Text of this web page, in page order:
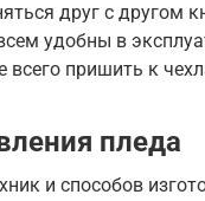
друг с другом
удобны в
всего пришить к
пледа
и способов